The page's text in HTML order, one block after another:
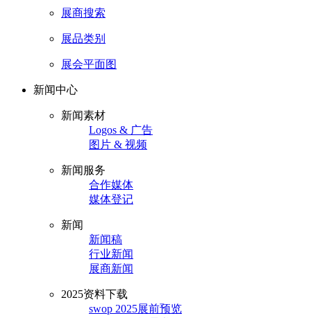
展商搜索
展品类别
展会平面图
新闻中心
新闻素材
Logos & 广告
图片 & 视频
新闻服务
合作媒体
媒体登记
新闻
新闻稿
行业新闻
展商新闻
2025资料下载
swop 2025展前预览